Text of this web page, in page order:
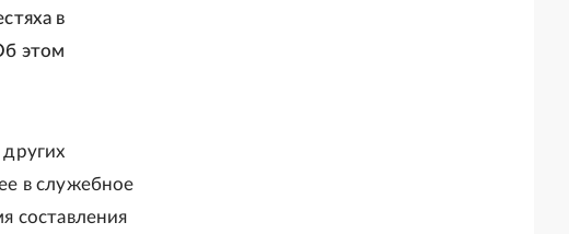
в
этом
в служебное
составления